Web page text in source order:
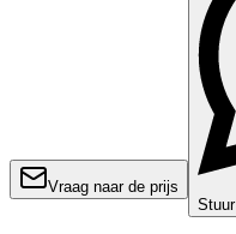
Vraag naar de prijs